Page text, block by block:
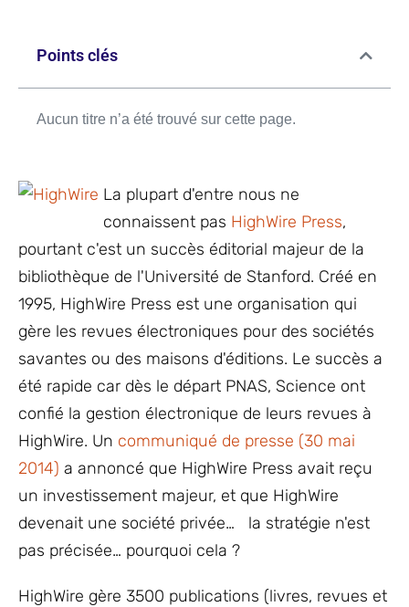
Points clés
Aucun titre n’a été trouvé sur cette page.
La plupart d'entre nous ne
connaissent pas HighWire Press,
pourtant c'est un succès éditorial majeur de la
bibliothèque de l'Université de Stanford. Créé en
1995, HighWire Press est une organisation qui
gère les revues électroniques pour des sociétés
savantes ou des maisons d'éditions. Le succès a
été rapide car dès le départ PNAS, Science ont
confié la gestion électronique de leurs revues à
HighWire. Un communiqué de presse (30 mai
2014) a annoncé que HighWire Press avait reçu
un investissement majeur, et que HighWire
devenait une société privée… la stratégie n'est
pas précisée… pourquoi cela ?
HighWire gère 3500 publications (livres, revues et